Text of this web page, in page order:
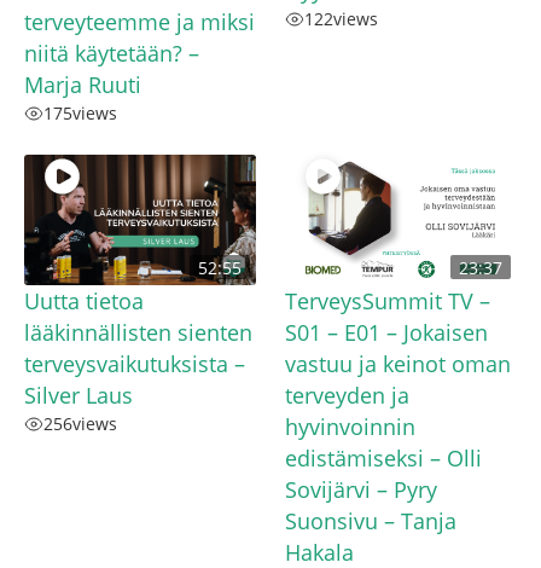
terveyteemme ja miksi
niitä käytetään? –
Marja Ruuti
175views
122views
52:55
Uutta tietoa
lääkinnällisten sienten
terveysvaikutuksista –
Silver Laus
256views
23:37
TerveysSummit TV –
S01 – E01 – Jokaisen
vastuu ja keinot oman
terveyden ja
hyvinvoinnin
edistämiseksi – Olli
Sovijärvi – Pyry
Suonsivu – Tanja
Hakala